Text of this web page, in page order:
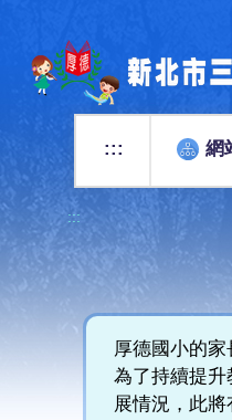
::: 網
:::
厚德國小的家
為了持續提
展情況，此將